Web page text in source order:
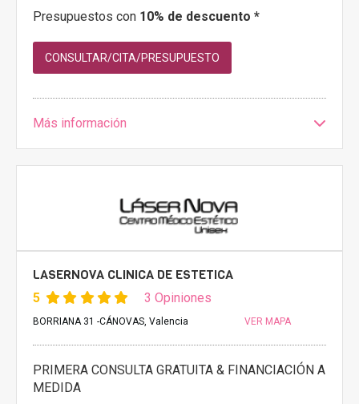
Presupuestos con 10% de descuento *
CONSULTAR/CITA/PRESUPUESTO
Más información
LASERNOVA CLINICA DE ESTETICA
5 3 Opiniones
BORRIANA 31 -CÁNOVAS, Valencia VER MAPA
PRIMERA CONSULTA GRATUITA & FINANCIACIÓN A
MEDIDA